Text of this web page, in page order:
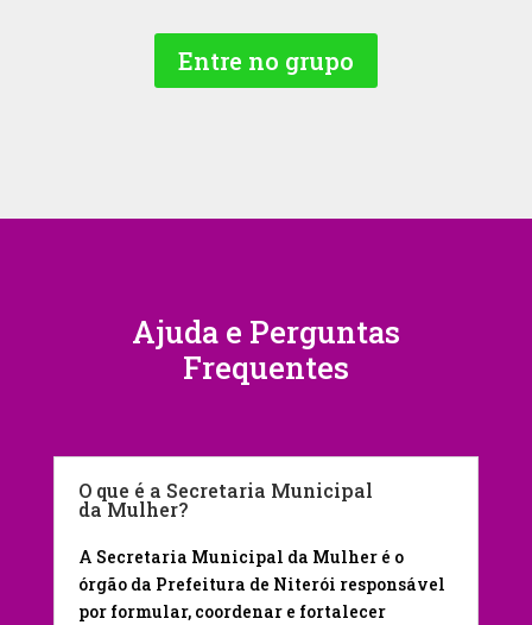
Entre no grupo
Ajuda e Perguntas
Frequentes
O que é a Secretaria Municipal
da Mulher?
A Secretaria Municipal da Mulher é o
órgão da Prefeitura de Niterói responsável
por formular, coordenar e fortalecer